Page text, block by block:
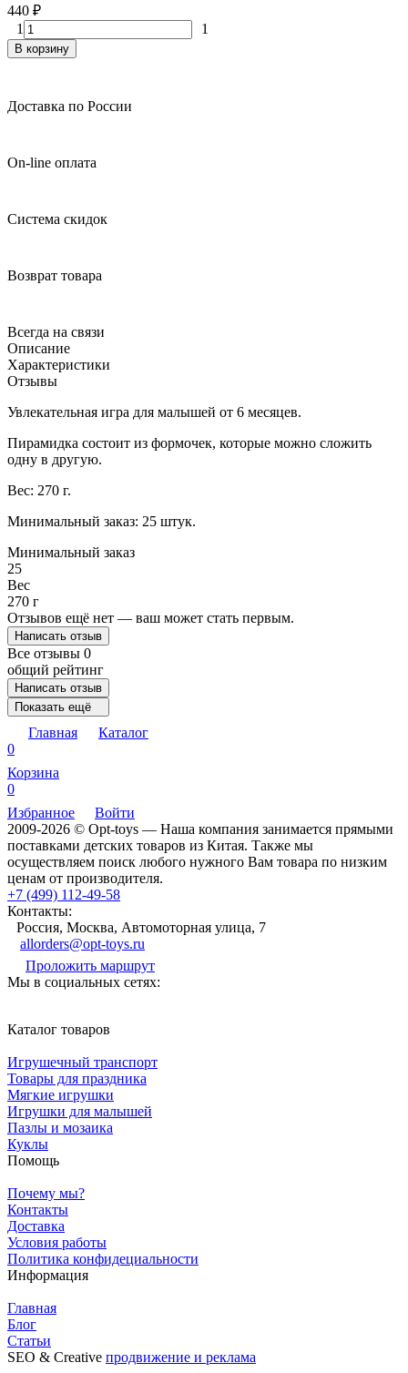
440 ₽
1
1
В корзину
Доставка по России
On-line оплата
Система скидок
Возврат товара
Всегда на связи
Описание
Характеристики
Отзывы
Увлекательная игра для малышей от 6 месяцев.
Пирамидка состоит из формочек, которые можно сложить
одну в другую.
Вес: 270 г.
Минимальный заказ: 25 штук.
Минимальный заказ
25
Вес
270 г
Отзывов ещё нет — ваш может стать первым.
Написать отзыв
Все отзывы 0
общий рейтинг
Написать отзыв
Показать ещё
Главная
Каталог
0
Корзина
0
Избранное
Войти
2009-2026 © Opt-toys — Наша компания занимается прямыми
поставками детских товаров из Китая. Также мы
осуществляем поиск любого нужного Вам товара по низким
ценам от производителя.
+7 (499) 112-49-58
Контакты:
Россия, Москва, Автомоторная улица, 7
allorders@opt-toys.ru
Проложить маршрут
Мы в социальных сетях:
Каталог товаров
Игрушечный транспорт
Товары для праздника
Мягкие игрушки
Игрушки для малышей
Пазлы и мозаика
Куклы
Помощь
Почему мы?
Контакты
Доставка
Условия работы
Политика конфидециальности
Информация
Главная
Блог
Статьи
SЕО & Сreative продвижение и реклама